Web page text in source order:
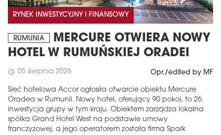
RYNEK INWESTYCYJNY I FINANSOWY
RUMUNIA
MERCURE OTWIERA NOWY
HOTEL W RUMUŃSKIEJ ORADEI
schedule 05 sierpnia 2026 Opr./edited by MF
Sieć hotelowa Accor ogłosiła otwarcie obiektu Mercure
Oradea w Rumunii. Nowy hotel, oferujący 90 pokoi, to 26.
inwestycja grupy w tym kraju. Obiektem zarządza lokalna
spółka Grand Hotel West na podstawie umowy
franczyzowej, a jego operatorem została firma Spark